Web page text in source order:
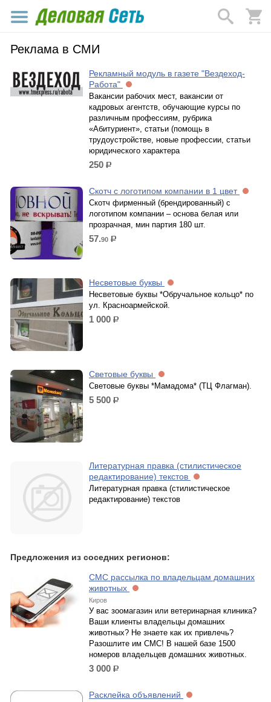
Реклама в СМИ
Рекламный модуль в газете "Вездеход-
Работа"
Вакансии рабочих мест, вакансии от
кадровых агентств, обучающие курсы по
различным профессиям, рубрика
«Абитуриент», статьи (помощь в
трудоустройстве, новые профессии, статьи
юридического характера
250 р.
Скотч с логотипом компании в 1 цвет
Скотч фирменный (брендированный) с
логотипом компании – основа белая или
прозрачная, мин партия 180 шт.
57.90 р.
Несветовые буквы
Несветовые буквы *Обручальное кольцо* по
ул. Красноармейской.
1 000 р.
Световые буквы
Световые буквы *Мамадома* (ТЦ Флагман).
5 500 р.
Литературная правка (стилистическое
редактирование) текстов
Литературная правка (стилистическое
редактирование) текстов
Предложения из соседних регионов:
СМС рассылка по владельцам домашних
животных
Киров
У вас зоомагазин или ветеринарная клиника?
Ваши клиенты владельцы домашних
животных? Не знаете как их привлечь?
Разошлите им СМС! В нашей базе 1500
номеров владельцев домашних животных.
3 000 р.
Расклейка объявлений